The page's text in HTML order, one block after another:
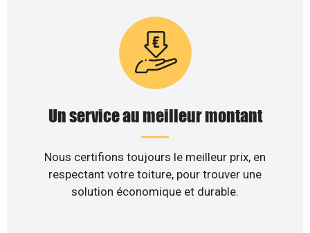
Un service au meilleur montant
Nous certifions toujours le meilleur prix, en
respectant votre toiture, pour trouver une
solution économique et durable.